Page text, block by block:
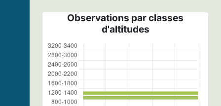
Observations par classes
d'altitudes